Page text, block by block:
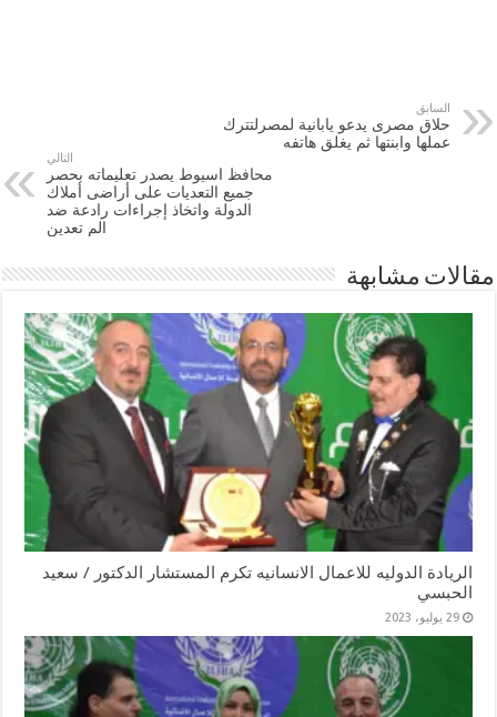
السابق
حلاق مصرى يدعو يابانية لمصرلتترك
عملها وابنتها ثم يغلق هاتفه
التالي
محافظ اسيوط يصدر تعليماته بحصر
جميع التعديات على أراضى أملاك
الدولة واتخاذ إجراءات رادعة ضد
الم تعدين
مقالات مشابهة
الريادة الدوليه للاعمال الانسانيه تكرم المستشار الدكتور / سعيد
الحبسي
29 يوليو، 2023